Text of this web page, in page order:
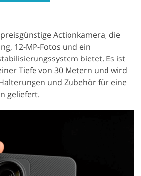
Actionkamera, die
12-MP-Fotos und ein
bietet. Es ist
Tiefe von 30 Metern und wird
und Zubehör für eine
geliefert.